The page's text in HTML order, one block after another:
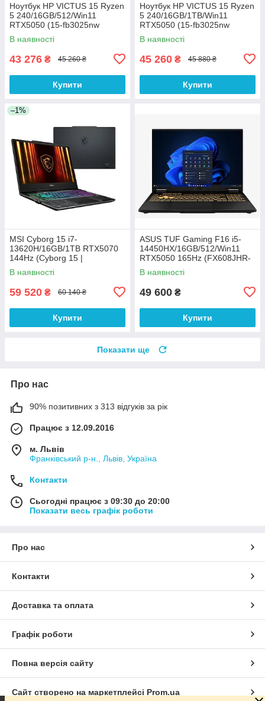
Ноутбук HP VICTUS 15 Ryzen
5 240/16GB/512/Win11
RTX5050 (15-fb3025nw
(C38YWEA))
В наявності
43 276 ₴ 45 260 ₴
Купити
Ноутбук HP VICTUS 15 Ryzen
5 240/16GB/1TB/Win11
RTX5050 (15-fb3025nw
(C38YWEA))
В наявності
45 260 ₴ 45 880 ₴
Купити
–1%
MSI Cyborg 15 i7-
13620H/16GB/1TB RTX5070
144Hz (Cyborg 15 |
B13WGKG-630XPL)
В наявності
59 520 ₴ 60 140 ₴
Купити
ASUS TUF Gaming F16 i5-
14450HX/16GB/512/Win11
RTX5050 165Hz (FX608JHR-
RV094W)
В наявності
49 600 ₴
Купити
Показати ще
Про нас
90% позитивних з 313 відгуків за рік
Працює з 12.09.2016
м. Львів
Франківський р-н., Львів, Україна
Контакти
Сьогодні працює з 09:30 до 20:00
Показати весь графік роботи
Про нас
Контакти
Доставка та оплата
Графік роботи
Повна версія сайту
Сайт створено на маркетплейсі Prom.ua